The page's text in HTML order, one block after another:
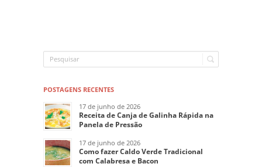
POSTAGENS RECENTES
17 de junho de 2026
Receita de Canja de Galinha Rápida na
Panela de Pressão
17 de junho de 2026
Como fazer Caldo Verde Tradicional
com Calabresa e Bacon